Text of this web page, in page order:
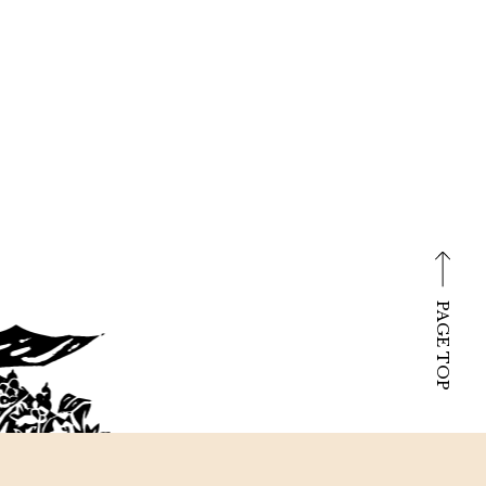
PAGE TOP